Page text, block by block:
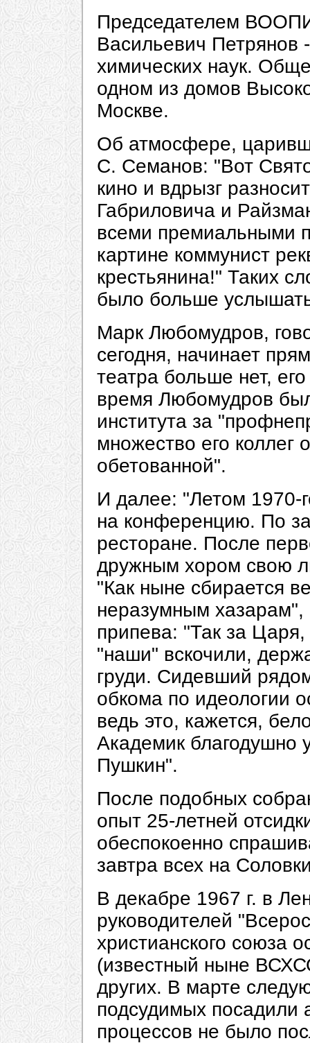
Председателем
Васильевич Петрянов
химических наук.
одном из домов
Москве.
Об атмосфере,
С. Семанов: "Вот
кино и вдрызг
Габриловича и
всеми премиальными
картине коммунист
крестьянина!" Таких
было больше
Марк Любомудров,
сегодня, начинает
театра больше нет,
время Любомудров
института за
множество его коллег
обетованной".
И далее: "Летом 1970-
на конференцию. По
ресторане. После
дружным хором свою
"Как ныне сбирается
неразумным
припева: "Так за
"наши" вскочили,
груди. Сидевший
обкома по идеологии
ведь это, кажется,
Академик благодушно
Пушкин".
После подобных
опыт 25-летней
обеспокоенно
завтра всех на
В декабре 1967 г. в
руководителей
христианского союза
(известный ныне
других. В марте
подсудимых посадили
процессов не было